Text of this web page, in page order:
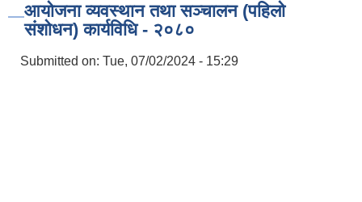
आयोजना व्यवस्थान तथा सञ्चालन (पहिलो
संशोधन) कार्यविधि - २०८०
Submitted on: Tue, 07/02/2024 - 15:29